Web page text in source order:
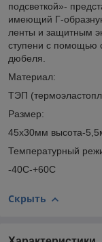
подсветкой»-
имеющий Г-
ленты и защитным
ступени с помощью
дюбеля.
Материал:
ТЭП
Размер:
45х30мм высота-
Температурный
-40С-+60С
Скрыть